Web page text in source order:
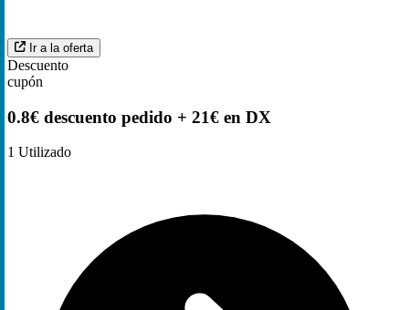
Ir a la oferta
Descuento
cupón
0.8€ descuento pedido + 21€ en DX
1 Utilizado